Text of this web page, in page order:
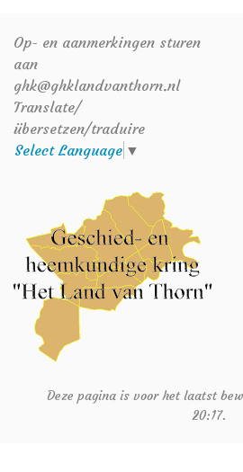
Op- en aanmerkingen sturen
aan
ghk@ghklandvanthorn.nl
Translate/
übersetzen/traduire
Select Language ▼
Deze pagina is voor het laatst
20:17.